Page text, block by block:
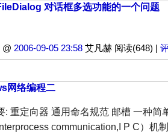
对话框多选功能的一个问题
@ 2006-09-05 23:58艾凡赫 阅读(648) |
网络编程二
重定向器 通用命名规范 邮槽 一种简
communication,I P C）机制